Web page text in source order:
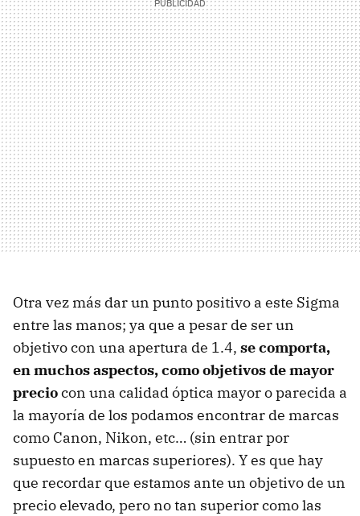
Otra vez más dar un punto positivo a este Sigma
entre las manos; ya que a pesar de ser un
objetivo con una apertura de 1.4, se comporta,
en muchos aspectos, como objetivos de mayor
preciocon una calidad óptica mayor o parecida a
la mayoría de los podamos encontrar de marcas
como Canon, Nikon, etc… (sin entrar por
supuesto en marcas superiores). Y es que hay
que recordar que estamos ante un objetivo de un
precio elevado, pero no tan superior como las